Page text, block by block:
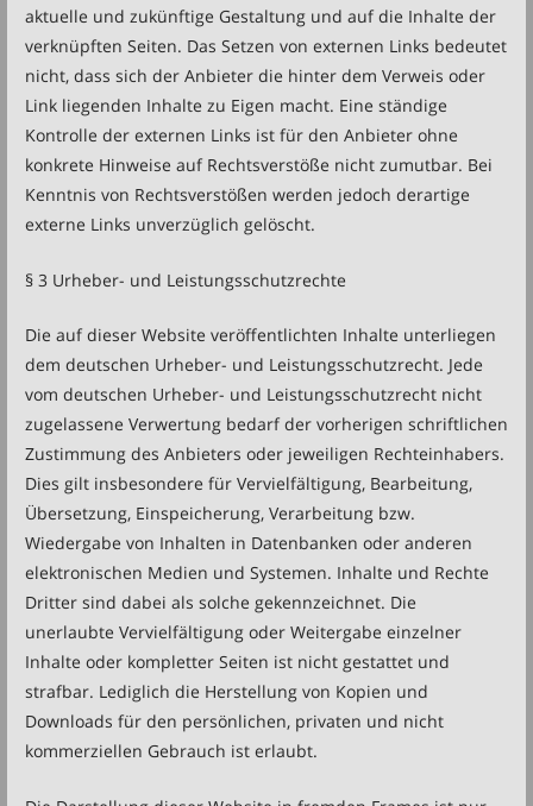
aktuelle und zukünftige Gestaltung und auf die Inhalte der
verknüpften Seiten. Das Setzen von externen Links bedeutet
nicht, dass sich der Anbieter die hinter dem Verweis oder
Link liegenden Inhalte zu Eigen macht. Eine ständige
Kontrolle der externen Links ist für den Anbieter ohne
konkrete Hinweise auf Rechtsverstöße nicht zumutbar. Bei
Kenntnis von Rechtsverstößen werden jedoch derartige
externe Links unverzüglich gelöscht.
§ 3 Urheber- und Leistungsschutzrechte
Die auf dieser Website veröffentlichten Inhalte unterliegen
dem deutschen Urheber- und Leistungsschutzrecht. Jede
vom deutschen Urheber- und Leistungsschutzrecht nicht
zugelassene Verwertung bedarf der vorherigen schriftlichen
Zustimmung des Anbieters oder jeweiligen Rechteinhabers.
Dies gilt insbesondere für Vervielfältigung, Bearbeitung,
Übersetzung, Einspeicherung, Verarbeitung bzw.
Wiedergabe von Inhalten in Datenbanken oder anderen
elektronischen Medien und Systemen. Inhalte und Rechte
Dritter sind dabei als solche gekennzeichnet. Die
unerlaubte Vervielfältigung oder Weitergabe einzelner
Inhalte oder kompletter Seiten ist nicht gestattet und
strafbar. Lediglich die Herstellung von Kopien und
Downloads für den persönlichen, privaten und nicht
kommerziellen Gebrauch ist erlaubt.